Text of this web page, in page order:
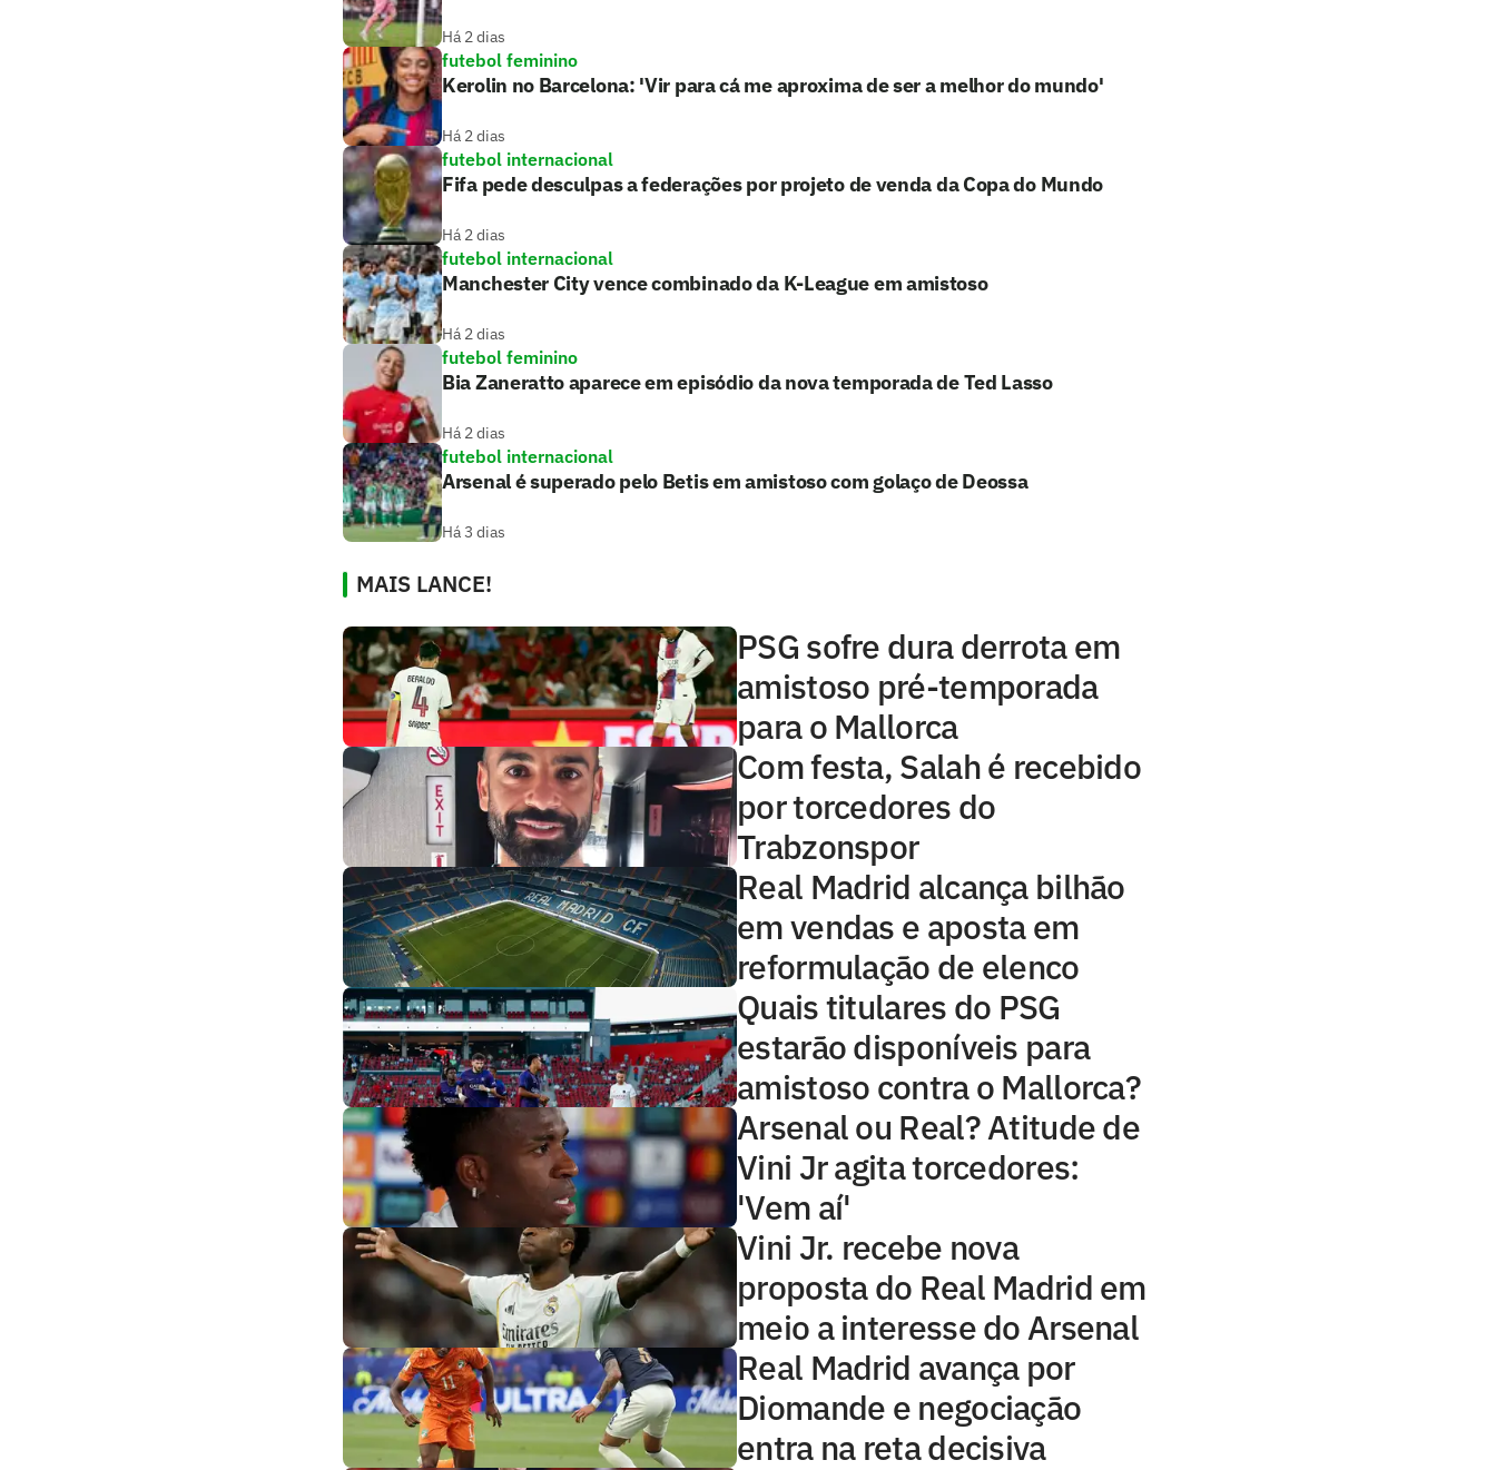
Há 2 dias
futebol feminino
Kerolin no Barcelona: 'Vir para cá me aproxima de ser a melhor do mundo'
Há 2 dias
futebol internacional
Fifa pede desculpas a federações por projeto de venda da Copa do Mundo
Há 2 dias
futebol internacional
Manchester City vence combinado da K-League em amistoso
Há 2 dias
futebol feminino
Bia Zaneratto aparece em episódio da nova temporada de Ted Lasso
Há 2 dias
futebol internacional
Arsenal é superado pelo Betis em amistoso com golaço de Deossa
Há 3 dias
MAIS LANCE!
PSG sofre dura derrota em
amistoso pré-temporada
para o Mallorca
Com festa, Salah é recebido
por torcedores do
Trabzonspor
Real Madrid alcança bilhão
em vendas e aposta em
reformulação de elenco
Quais titulares do PSG
estarão disponíveis para
amistoso contra o Mallorca?
Arsenal ou Real? Atitude de
Vini Jr agita torcedores:
'Vem aí'
Vini Jr. recebe nova
proposta do Real Madrid em
meio a interesse do Arsenal
Real Madrid avança por
Diomande e negociação
entra na reta decisiva